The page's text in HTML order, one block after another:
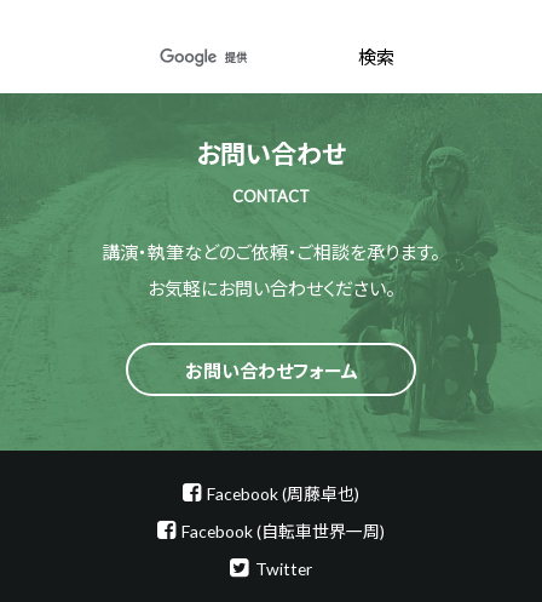
お問い合わせ
CONTACT
講演・執筆などのご依頼・ご相談を承ります。
お気軽にお問い合わせください。
お問い合わせフォーム
Facebook (周藤卓也)
Facebook (自転車世界一周)
Twitter